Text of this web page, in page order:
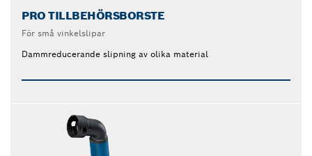
PRO TILLBEHÖRSBORSTE
För små vinkelslipar
Dammreducerande slipning av olika material